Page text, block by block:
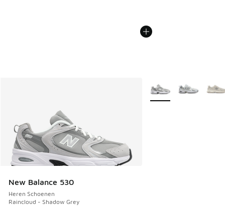
New Balance 530
Heren Schoenen
Raincloud - Shadow Grey
Meer kleuren